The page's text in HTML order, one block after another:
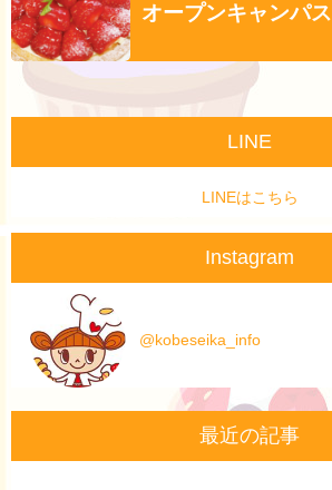
オープンキャンパス
LINE
LINEはこちら
Instagram
@kobeseika_info
最近の記事